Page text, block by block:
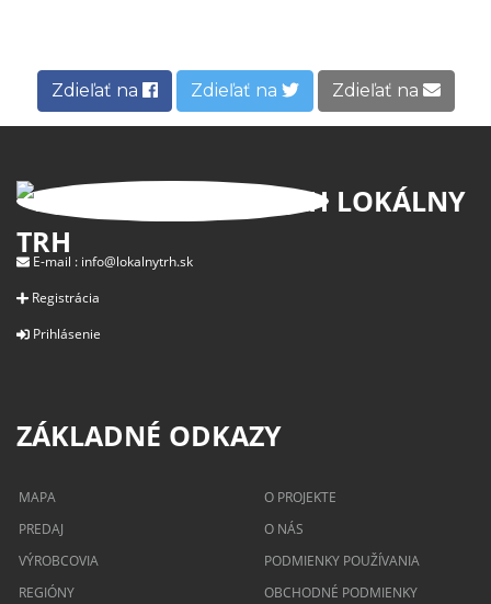
Zdieľať na Zdieľať na Zdieľať na
LOKÁLNY
TRH
E-mail : info@lokalnytrh.sk
Registrácia
Prihlásenie
ZÁKLADNÉ ODKAZY
MAPA
PREDAJ
VÝROBCOVIA
REGIÓNY
O PROJEKTE
O NÁS
PODMIENKY POUŽÍVANIA
OBCHODNÉ PODMIENKY